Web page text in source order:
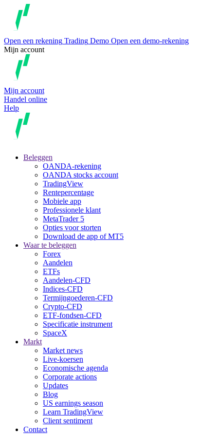
Open een rekening Trading Demo Open een demo-rekening
Mijn account
Mijn account
Handel online
Help
Beleggen
OANDA-rekening
OANDA stocks account
TradingView
Rentepercentage
Mobiele app
Professionele klant
MetaTrader 5
Opties voor storten
Download de app of MT5
Waar te beleggen
Forex
Aandelen
ETFs
Aandelen-CFD
Indices-CFD
Termijngoederen-CFD
Crypto-CFD
ETF-fondsen-CFD
Specificatie instrument
SpaceX
Markt
Market news
Live-koersen
Economische agenda
Corporate actions
Updates
Blog
US earnings season
Learn TradingView
Client sentiment
Contact